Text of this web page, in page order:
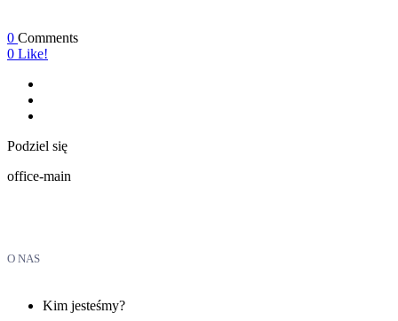
0 Comments
0 Like!
Podziel się
office-main
O NAS
Kim jesteśmy?